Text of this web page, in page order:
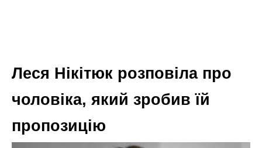
Леся Нікітюк розповіла про
чоловіка, який зробив їй
пропозицію